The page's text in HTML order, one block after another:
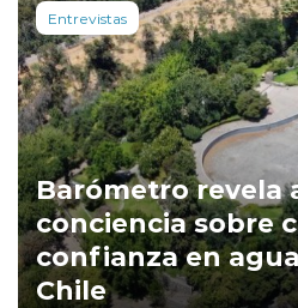
Entrevistas
Barómetro revela
conciencia sobre
confianza en
Chile